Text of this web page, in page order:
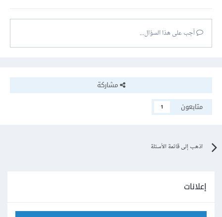
أجب على هذا السؤال...
مشاركة
متابعون
1
اذهب إلى قائمة الأسئلة
إعلانات